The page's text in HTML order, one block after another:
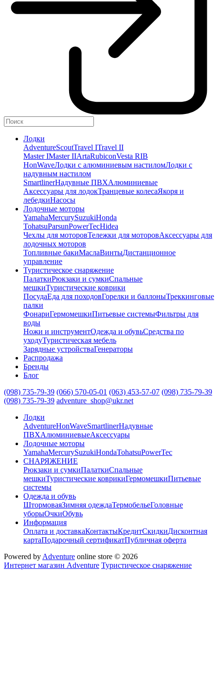
Лодки
AdventureScoutTravel ITravel II
Master IMaster IIArtaRubiconVesta RIB
HonWaveЛодки с алюминиевым настиломЛодки с
надувным настилом
SmartlinerНадувные ПВХАлюминиевые
Аксессуары для лодокТранцевые колесаЯкоря и
лебедкиНасосы
Лодочные моторы
YamahaMercurySuzukiHonda
TohatsuParsunPowerTecHidea
Чехлы для моторовТележки для моторовАксессуары для
лодочных моторов
Топливные бакиМаслаВинтыДистанционное
управление
Туристическое снаряжение
ПалаткиРюкзаки и сумкиСпальные
мешкиТуристические коврики
ПосудаЕда для походовГорелки и баллоныТреккинговые
палки
ФонариГермомешкиПитьевые системыФильтры для
воды
Ножи и инструментОдежда и обувьСредства по
уходуТуристическая мебель
Зарядные устройстваГенераторы
Распродажа
Бренды
Блог
(098) 735-79-39 (066) 570-05-01 (063) 453-57-07 (098) 735-79-39
(098) 735-79-39 adventure_shop@ukr.net
Лодки
AdventureHonWaveSmartlinerНадувные
ПВХАлюминиевыеАксессуары
Лодочные моторы
YamahaMercurySuzukiHondaTohatsuPowerTec
СНАРЯЖЕНИЕ
Рюкзаки и сумкиПалаткиСпальные
мешкиТуристические коврикиГермомешкиПитьевые
системы
Одежда и обувь
ШтормоваяЗимняя одеждаТермобельеГоловные
уборыОчкиОбувь
Информация
Оплата и доставкаКонтактыКредитСкидкиДисконтная
картаПодарочный сертификатПубличная оферта
Powered by Adventure online store © 2026
Интернет магазин Adventure Туристическое снаряжение